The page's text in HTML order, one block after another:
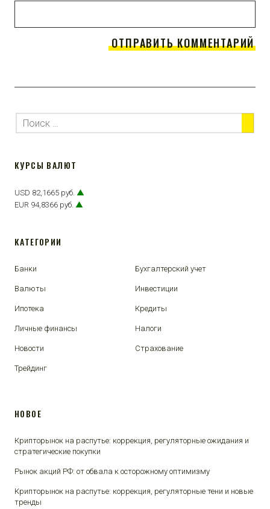
КУРСЫ ВАЛЮТ
USD 82,1665 руб. ▲
EUR 94,8366 руб. ▲
КАТЕГОРИИ
Банки Бухгалтерский учет
Валюты Инвестиции
Ипотека Кредиты
Личные финансы Налоги
Новости Страхование
Трейдинг
НОВОЕ
Крипторынок на распутье: коррекция, регуляторные ожидания и
стратегические покупки
Рынок акций РФ: от обвала к осторожному оптимизму
Крипторынок на распутье: коррекция, регуляторные тени и новые
тренды